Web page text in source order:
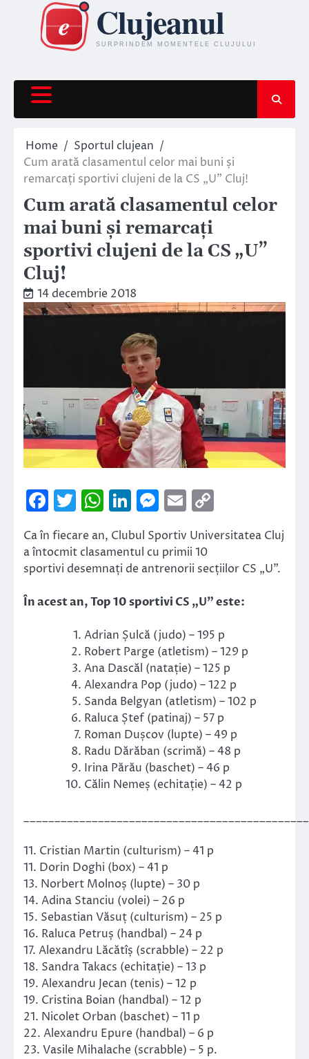
content
Home
Sportul clujean
Cum arată clasamentul celor mai buni și
remarcați sportivi clujeni de la CS „U” Cluj!
Cum arată clasamentul celor
mai buni și remarcați
sportivi clujeni de la CS „U”
Cluj!
14 decembrie 2018
Facebook
Twitter
WhatsApp
LinkedIn
Messenger
Email
Link
Ca în fiecare an, Clubul Sportiv Universitatea Cluj
a întocmit clasamentul cu primii 10
sportivi desemnați de antrenorii secțiilor CS „U”.
În acest an, Top 10 sportivi CS „U” este:
Adrian Șulcă (judo) – 195 p
Robert Parge (atletism) – 129 p
Ana Dascăl (natație) – 125 p
Alexandra Pop (judo) – 122 p
Sanda Belgyan (atletism) – 102 p
Raluca Ștef (patinaj) – 57 p
Roman Dușcov (lupte) – 49 p
Radu Dărăban (scrimă) – 48 p
Irina Părău (baschet) – 46 p
Călin Nemeș (echitație) – 42 p
11. Cristian Martin (culturism) – 41 p
11. Dorin Doghi (box) – 41 p
13. Norbert Molnoș (lupte) – 30 p
14. Adina Stanciu (volei) – 26 p
15. Sebastian Văsuț (culturism) – 25 p
16. Raluca Petruș (handbal) – 24 p
17. Alexandru Lăcătîș (scrabble) – 22 p
18. Sandra Takacs (echitație) – 13 p
19. Alexandru Jecan (tenis) – 12 p
19. Cristina Boian (handbal) – 12 p
21. Nicolet Orban (baschet) – 11 p
22. Alexandru Epure (handbal) – 6 p
23. Vasile Mihalache (scrabble) – 5 p.